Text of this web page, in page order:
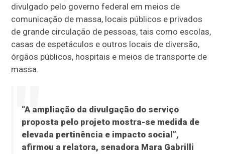
divulgado pelo governo federal em meios de
comunicação de massa, locais públicos e privados
de grande circulação de pessoas, tais como escolas,
casas de espetáculos e outros locais de diversão,
órgãos públicos, hospitais e meios de transporte de
massa.
“A ampliação da divulgação do serviço
proposta pelo projeto mostra-se medida de
elevada pertinência e impacto social”,
afirmou a relatora, senadora Mara Gabrilli